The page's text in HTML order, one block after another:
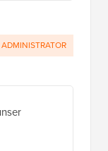
ADMINISTRATOR